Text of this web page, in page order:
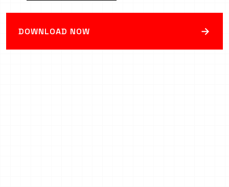
DOWNLOAD NOW →